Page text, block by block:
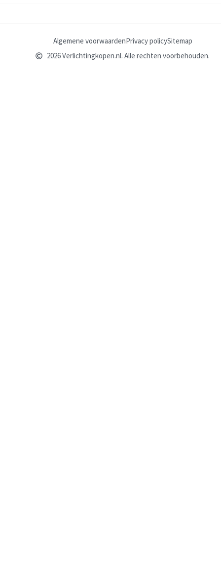
Algemene voorwaardenPrivacy policySitemap
2026 Verlichtingkopen.nl. Alle rechten voorbehouden.